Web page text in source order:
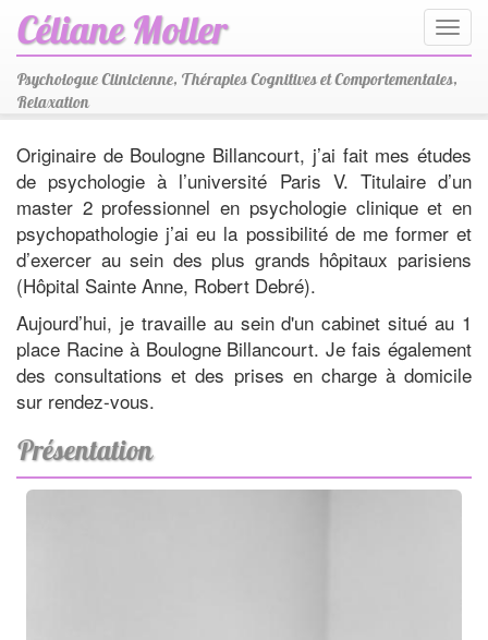
Céliane Moller
Psychologue Clinicienne, Thérapies Cognitives et Comportementales,
Relaxation
Originaire de Boulogne Billancourt, j’ai fait mes études
de psychologie à l’université Paris V. Titulaire d’un
master 2 professionnel en psychologie clinique et en
psychopathologie j’ai eu la possibilité de me former et
d’exercer au sein des plus grands hôpitaux parisiens
(Hôpital Sainte Anne, Robert Debré).
Aujourd’hui, je travaille au sein d'un cabinet situé au 1
place Racine à Boulogne Billancourt. Je fais également
des consultations et des prises en charge à domicile
sur rendez-vous.
Présentation